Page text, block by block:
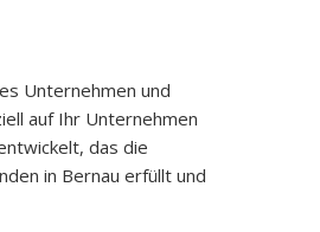
Unternehmen und
auf Ihr Unternehmen
das die
in Bernau erfüllt und